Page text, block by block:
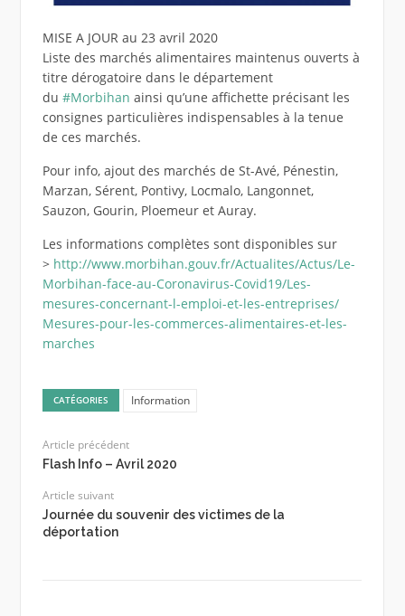
MISE A JOUR au 23 avril 2020
Liste des marchés alimentaires maintenus ouverts à
titre dérogatoire dans le département
du #Morbihan ainsi qu’une affichette précisant les
consignes particulières indispensables à la tenue
de ces marchés.
Pour info, ajout des marchés de St-Avé, Pénestin,
Marzan, Sérent, Pontivy, Locmalo, Langonnet,
Sauzon, Gourin, Ploemeur et Auray.
Les informations complètes sont disponibles sur
> http://www.morbihan.gouv.fr/Actualites/Actus/Le-
Morbihan-face-au-Coronavirus-Covid19/Les-
mesures-concernant-l-emploi-et-les-entreprises/
Mesures-pour-les-commerces-alimentaires-et-les-
marches
CATÉGORIES Information
Article précédent
Flash Info – Avril 2020
Article suivant
Journée du souvenir des victimes de la
déportation